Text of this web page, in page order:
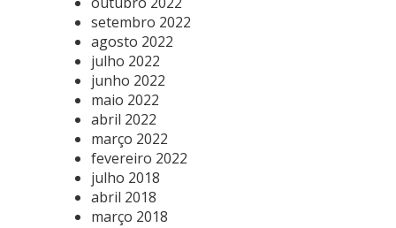
setembro 2022
agosto 2022
julho 2022
junho 2022
maio 2022
abril 2022
março 2022
fevereiro 2022
julho 2018
abril 2018
março 2018